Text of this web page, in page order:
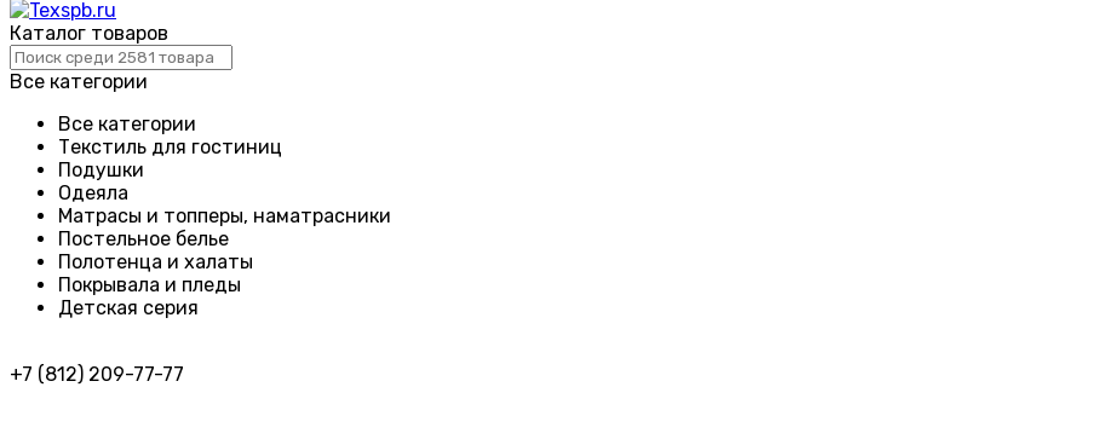
Каталог товаров
Все категории
Все категории
Текстиль для гостиниц
Подушки
Одеяла
Матрасы и топперы, наматрасники
Постельное белье
Полотенца и халаты
Покрывала и пледы
Детская серия
+7 (812) 209-77-77